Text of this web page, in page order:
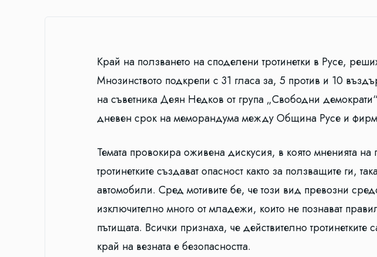
Край на ползването на споделени тротинетки в Русе,
Мнозинството подкрепи с 31 гласа за, 5 против и 10
на съветника Деян Недков от група „Свободни
дневен срок на меморандума между Община Русе и
Темата провокира оживена дискусия, в която мненията на
тротинетките създават опасност както за ползващите ги,
автомобили. Сред мотивите бе, че този вид превозни
изключително много от младежи, които не познават
пътищата. Всички признаха, че действително
край на везната е безопасността.